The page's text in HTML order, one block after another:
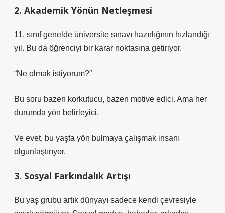
2. Akademik Yönün Netleşmesi
11. sınıf genelde üniversite sınavı hazırlığının hızlandığı
yıl. Bu da öğrenciyi bir karar noktasına getiriyor.
“Ne olmak istiyorum?”
Bu soru bazen korkutucu, bazen motive edici. Ama her
durumda yön belirleyici.
Ve evet, bu yaşta yön bulmaya çalışmak insanı
olgunlaştırıyor.
3. Sosyal Farkındalık Artışı
Bu yaş grubu artık dünyayı sadece kendi çevresiyle